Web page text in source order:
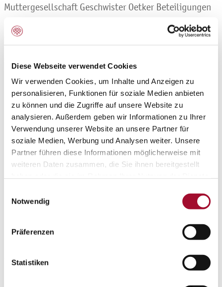
Diese Webseite verwendet Cookies
Wir verwenden Cookies, um Inhalte und Anzeigen zu
personalisieren, Funktionen für soziale Medien anbieten
zu können und die Zugriffe auf unsere Website zu
analysieren. Außerdem geben wir Informationen zu Ihrer
Verwendung unserer Website an unsere Partner für
soziale Medien, Werbung und Analysen weiter. Unsere
Partner führen diese Informationen möglicherweise mit
weiteren Daten zusammen, die Sie ihnen bereitgestellt
Notwendig
Präferenzen
Statistiken
Muttergesellschaft Geschwister Oetker Beteiligungen
KG in das Londoner Unternehmen WNWN Food Labs
investiert. WNWN Food Labs ist ein Food-Tech-Startup,
hat, um eine kakaofreie Schokoladen-Alternative
herzustellen, die geschmacklich überzeugt und sich in
der Anwendung wie herkömmliche Schokolade verhält.
Zwei Produkte, werden ab sofort exklusiv von der
Martin Braun Backmittel und Essenzen KG in den
deutschen Markt eingeführt: Win-Win hell vegan und
Win-Win dunkel vegan.
Die Win-Win Produkte bestehen aus fermentierten
Zutaten wie Reis, Johannisbrot oder Erdmandeln –
Die Produkte kommen in praktischer Chipsform, sind
leicht zu dosieren und lassen sich 1:1 wie Kuvertüre
verarbeiten. Sie sind vegan, überzeugen mit hoher